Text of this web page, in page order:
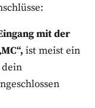
mit der
ist meist ein